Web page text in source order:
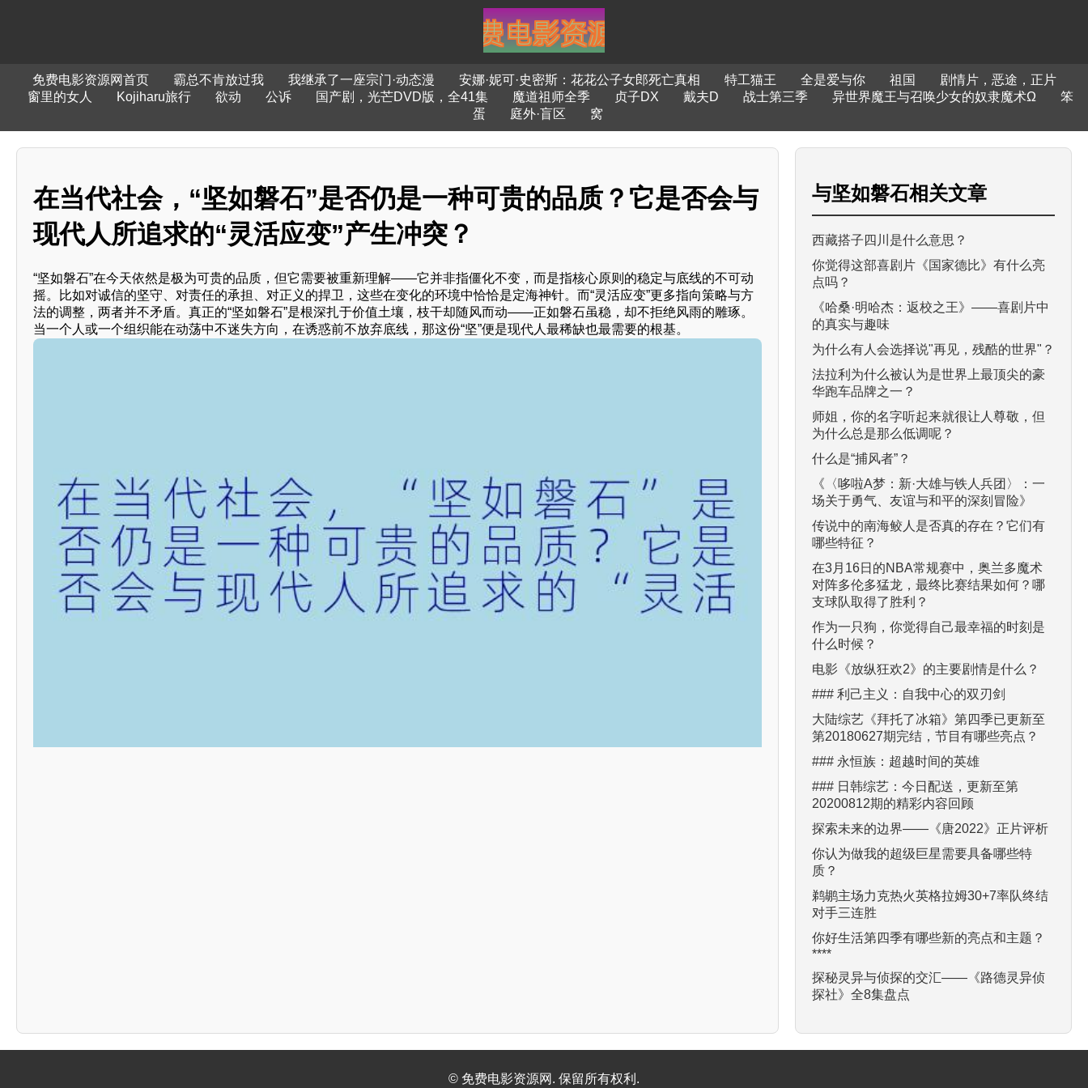
免费电影资源网首页 霸总不肯放过我 我继承了一座宗门·动态漫 安娜·妮可·史密斯：花花公子女郎死亡真相 特工猫王 全是爱与你 祖国
剧情片，恶途，正片
窗里的女人
Kojiharu旅行 欲动 公诉 国产剧，光芒DVD版，全41集 魔道祖师全季 贞子DX 戴夫D 战士第三季 异世界魔王与召唤少女的奴隶魔术Ω
笨
蛋
庭外·盲区 窝
在当代社会，“坚如磐石”是否仍是一种可贵的品质？它是否会与
现代人所追求的“灵活应变”产生冲突？
“坚如磐石”在今天依然是极为可贵的品质，但它需要被重新理解——它并非指僵化不变，而是指核心原则的稳定与底线的不可动
摇。比如对诚信的坚守、对责任的承担、对正义的捍卫，这些在变化的环境中恰恰是定海神针。而“灵活应变”更多指向策略与方
法的调整，两者并不矛盾。真正的“坚如磐石”是根深扎于价值土壤，枝干却随风而动——正如磐石虽稳，却不拒绝风雨的雕琢。
当一个人或一个组织能在动荡中不迷失方向，在诱惑前不放弃底线，那这份“坚”便是现代人最稀缺也最需要的根基。
与坚如磐石相关文章
西藏搭子四川是什么意思？
你觉得这部喜剧片《国家德比》有什么亮
点吗？
《哈桑·明哈杰：返校之王》——喜剧片中
的真实与趣味
为什么有人会选择说"再见，残酷的世界"？
法拉利为什么被认为是世界上最顶尖的豪
华跑车品牌之一？
师姐，你的名字听起来就很让人尊敬，但
为什么总是那么低调呢？
什么是“捕风者”？
《〈哆啦A梦：新·大雄与铁人兵团〉：一
场关于勇气、友谊与和平的深刻冒险》
传说中的南海鲛人是否真的存在？它们有
哪些特征？
在3月16日的NBA常规赛中，奥兰多魔术
对阵多伦多猛龙，最终比赛结果如何？哪
支球队取得了胜利？
作为一只狗，你觉得自己最幸福的时刻是
什么时候？
电影《放纵狂欢2》的主要剧情是什么？
### 利己主义：自我中心的双刃剑
大陆综艺《拜托了冰箱》第四季已更新至
第20180627期完结，节目有哪些亮点？
### 永恒族：超越时间的英雄
### 日韩综艺：今日配送，更新至第
20200812期的精彩内容回顾
探索未来的边界——《唐2022》正片评析
你认为做我的超级巨星需要具备哪些特
质？
鹈鹕主场力克热火英格拉姆30+7率队终结
对手三连胜
你好生活第四季有哪些新的亮点和主题？
****
探秘灵异与侦探的交汇——《路德灵异侦
探社》全8集盘点
© 免费电影资源网. 保留所有权利.